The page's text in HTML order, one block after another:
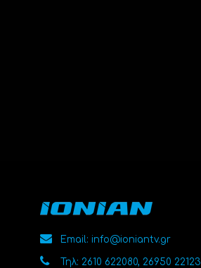
Email: info@ioniantv.gr
Τηλ: 2610 622080, 26950 22123